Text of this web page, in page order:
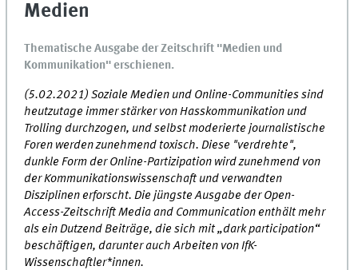
Medien
Thematische Ausgabe der Zeitschrift "Medien und
Kommunikation" erschienen.
(5.02.2021) Soziale Medien und Online-Communities sind
heutzutage immer stärker von Hasskommunikation und
Trolling durchzogen, und selbst moderierte journalistische
Foren werden zunehmend toxisch. Diese "verdrehte",
dunkle Form der Online-Partizipation wird zunehmend von
der Kommunikationswissenschaft und verwandten
Disziplinen erforscht. Die jüngste Ausgabe der Open-
Access-Zeitschrift Media and Communication enthält mehr
als ein Dutzend Beiträge, die sich mit „dark participation“
beschäftigen, darunter auch Arbeiten von IfK-
Wissenschaftler*innen.